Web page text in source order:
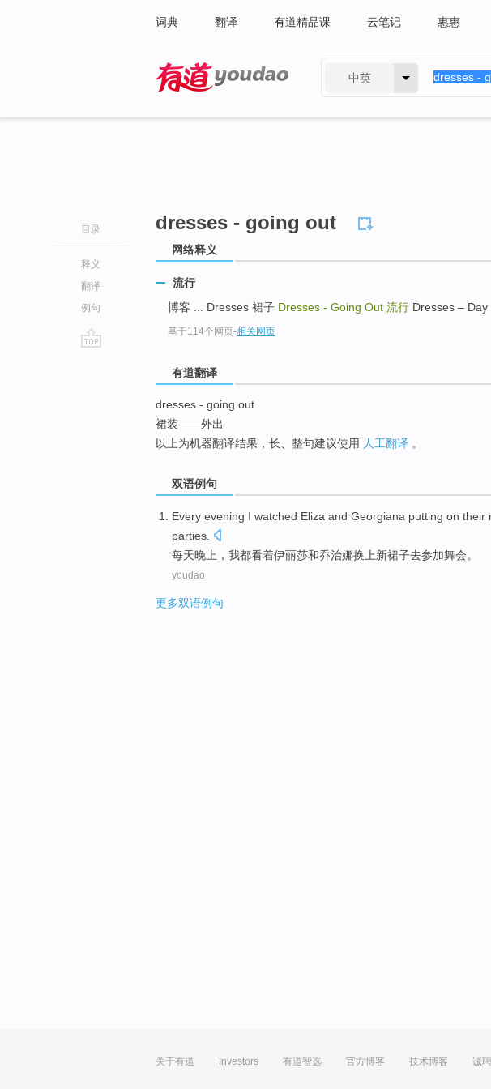
词典 翻译 有道精品课 云笔记 惠惠
中英
目录
释义
翻译
例句
dresses - going out
网络释义
流行
博客 ... Dresses 裙子 Dresses - Going Out 流行 Dresses – Day
基于114个网页-相关网页
有道翻译
dresses - going out
裙装——外出
以上为机器翻译结果，长、整句建议使用 人工翻译 。
双语例句
Every evening I watched Eliza and Georgiana putting on their
parties
每天晚上 ， 我都看着伊丽莎和乔治娜换上新裙子去参加舞会。
youdao
更多双语例句
关于有道 Investors 有道智选 官方博客 技术博客 诚